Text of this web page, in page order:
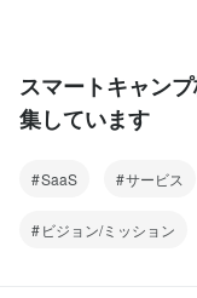
スマートキャン
集しています
SaaS サービス
ビジョン/ミッション